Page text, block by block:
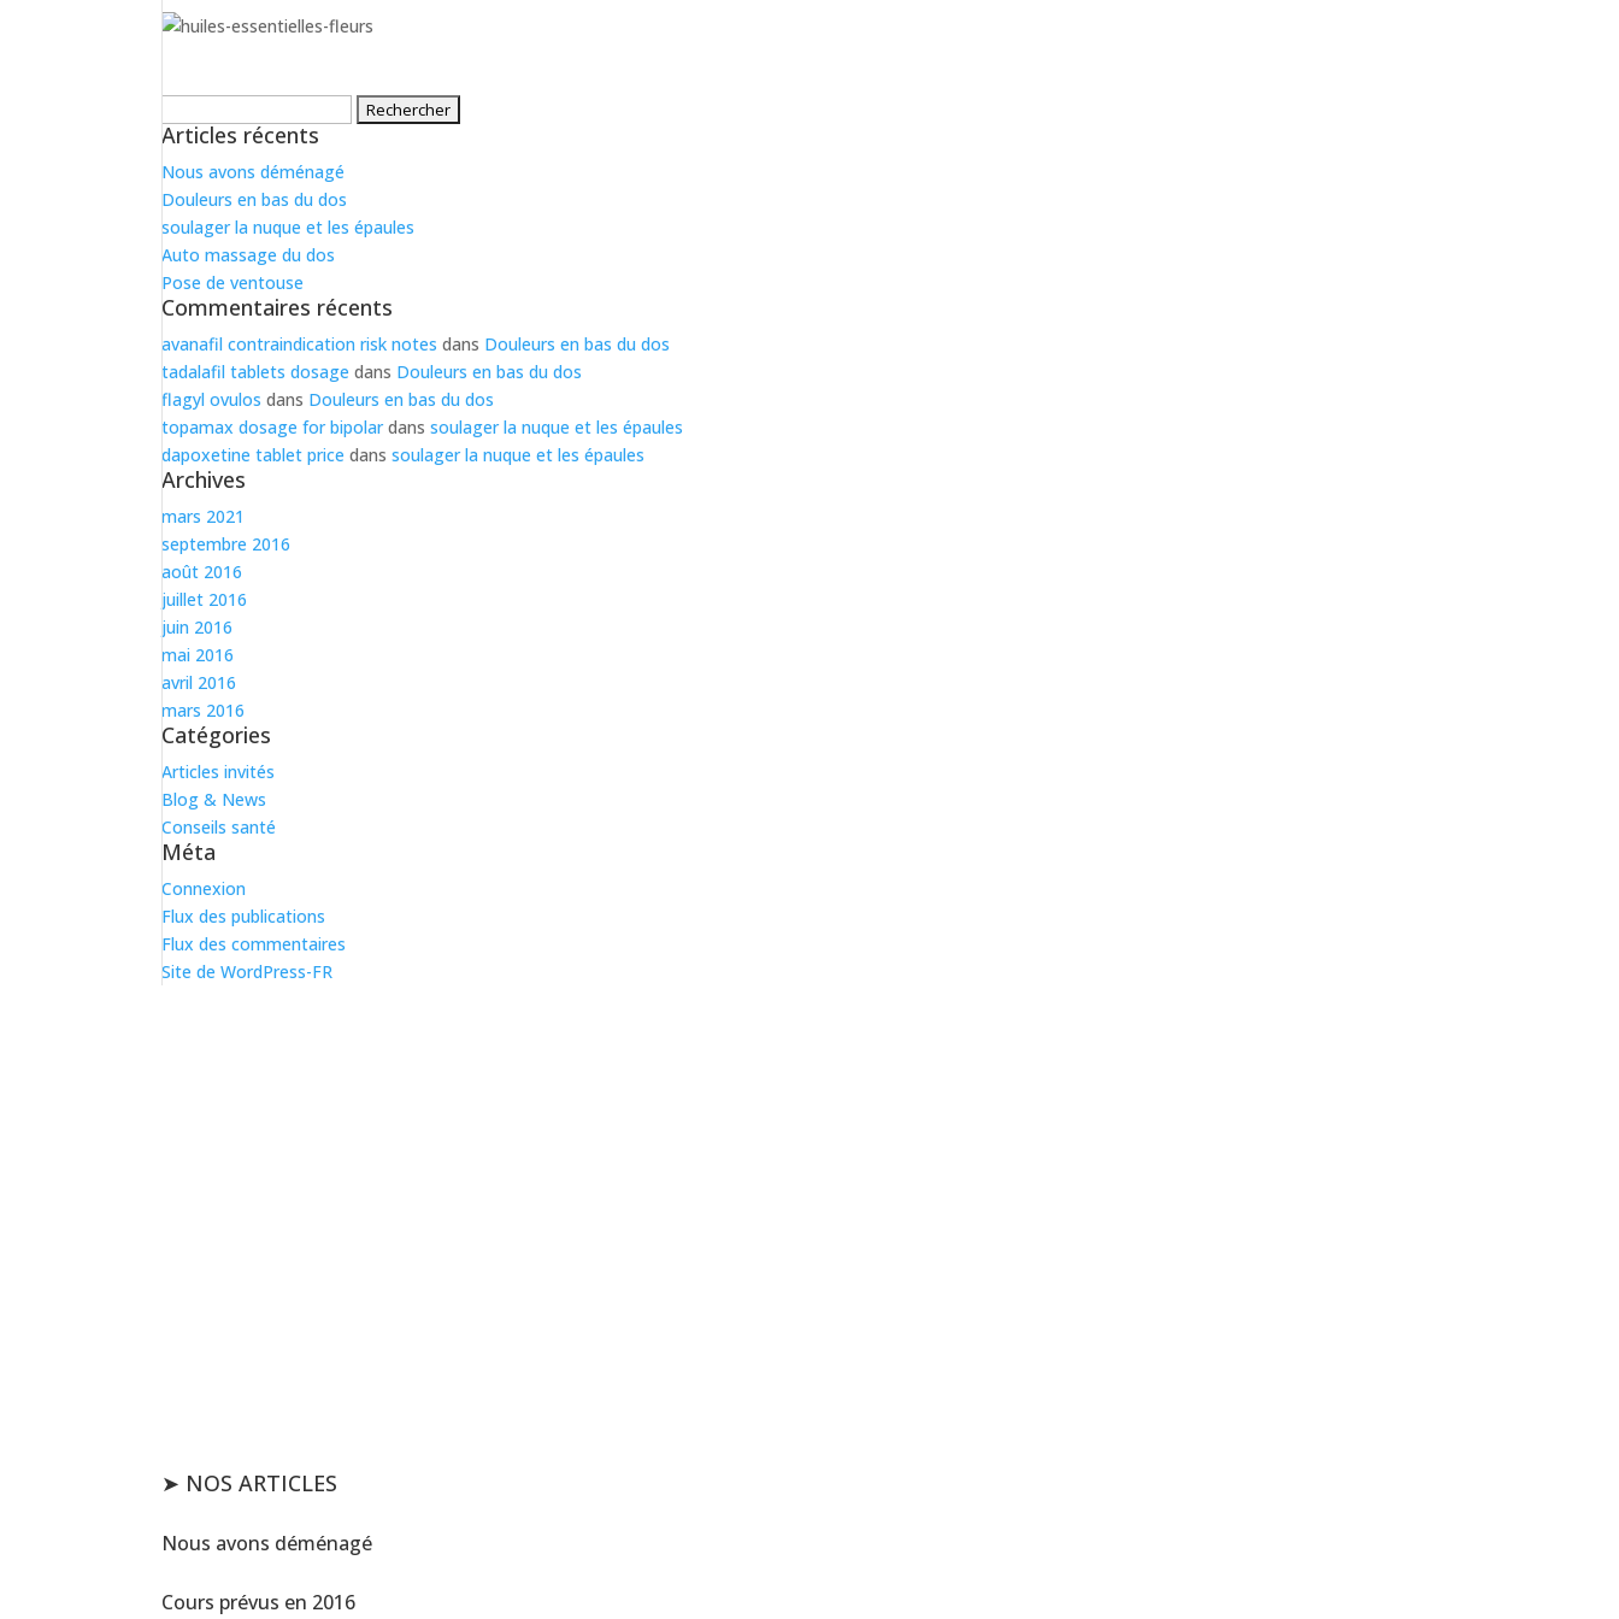
Articles récents
Nous avons déménagé
Douleurs en bas du dos
soulager la nuque et les épaules
Auto massage du dos
Pose de ventouse
Commentaires récents
avanafil contraindication risk notes dans Douleurs en bas du dos
tadalafil tablets dosage dans Douleurs en bas du dos
flagyl ovulos dans Douleurs en bas du dos
topamax dosage for bipolardanssoulager la nuque et les épaules
dapoxetine tablet price danssoulager la nuque et les épaules
Archives
mars 2021
septembre 2016
août 2016
juillet 2016
juin 2016
mai 2016
avril 2016
mars 2016
Catégories
Articles invités
Blog & News
Conseils santé
Méta
Connexion
Flux des publications
Flux des commentaires
Site de WordPress-FR
➤ NOS ARTICLES
Nous avons déménagé
Cours prévus en 2016